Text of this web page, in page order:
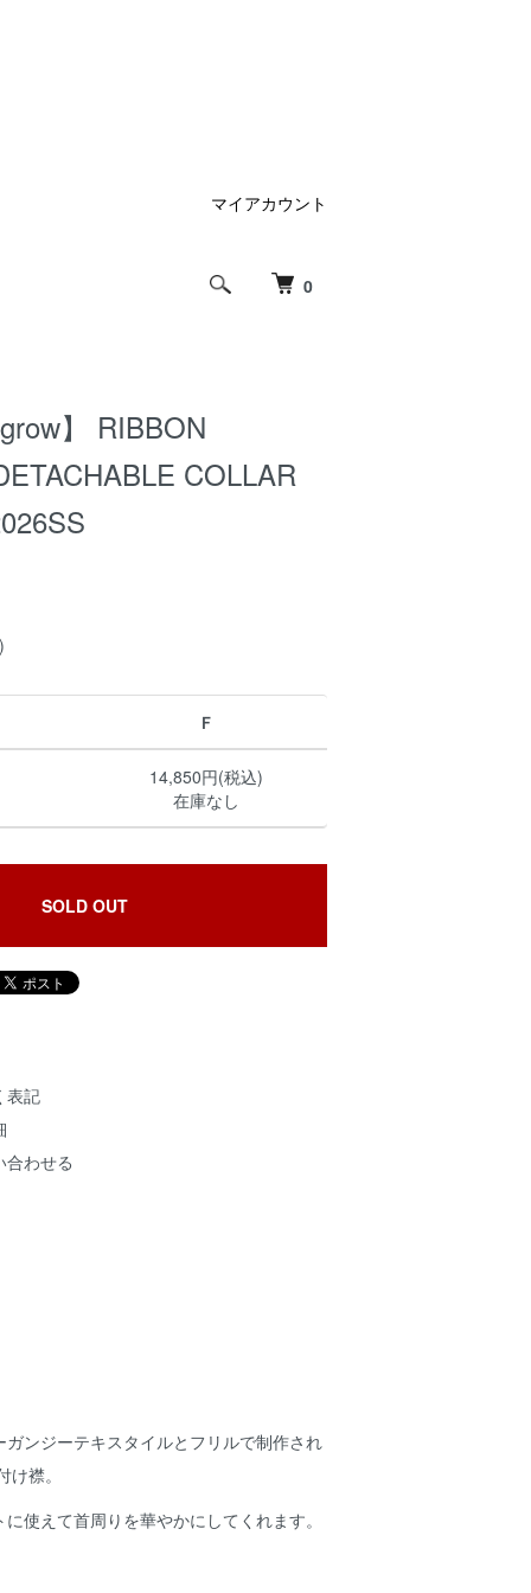
0
マイアカウント
】 RIBBON
COLLAR
Ｆ
14,850円(税込)
在庫なし
SOLD OUT
表記
合わせる
ンジーテキスタイルとフリルで制作され
襟。
使えて首周りを華やかにしてくれます。